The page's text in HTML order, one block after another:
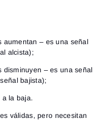
aumentan – es una señal
alcista);
disminuyen – es una señal
bajista);
la baja.
válidas, pero necesitan